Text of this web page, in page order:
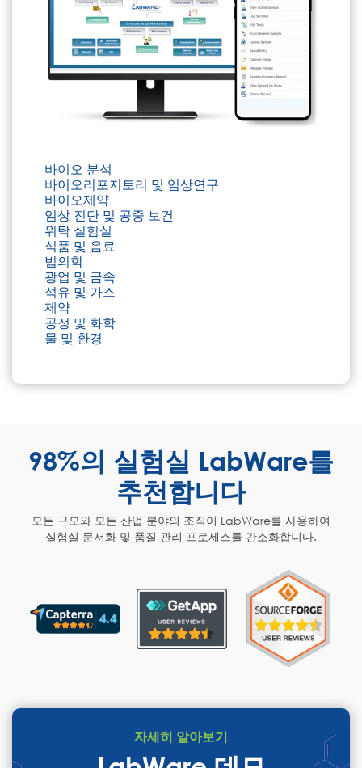
바이오 분석
바이오리포지토리 및 임상연구
바이오제약
임상 진단 및 공중 보건
위탁 실험실
식품 및 음료
법의학
광업 및 금속
석유 및 가스
제약
공정 및 화학
물 및 환경
98%의 실험실 LabWare를
추천합니다
모든 규모와 모든 산업 분야의 조직이 LabWare를 사용하여
실험실 문서화 및 품질 관리 프로세스를 간소화합니다.
자세히 알아보기